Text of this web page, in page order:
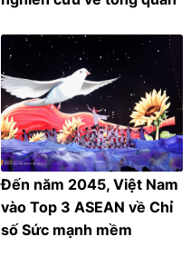
Đến năm 2045, Việt Nam
vào Top 3 ASEAN về Chỉ
số Sức mạnh mềm